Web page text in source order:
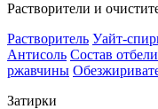
Растворители и
Растворитель Уайт-
Антисоль Состав
ржавчины
Затирки